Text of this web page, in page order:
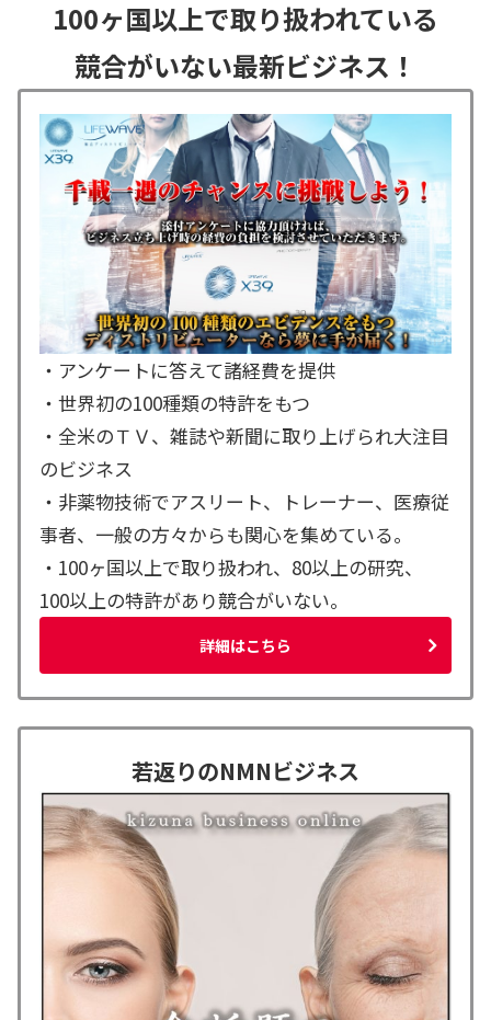
100ヶ国以上で取り扱われている
競合がいない最新ビジネス！
・アンケートに答えて諸経費を提供
・世界初の100種類の特許をもつ
・全米のＴＶ、雑誌や新聞に取り上げられ大注目
のビジネス
・非薬物技術でアスリート、トレーナー、医療従
事者、一般の方々からも関心を集めている。
・100ヶ国以上で取り扱われ、80以上の研究、
100以上の特許があり競合がいない。
詳細はこちら
若返りのNMNビジネス